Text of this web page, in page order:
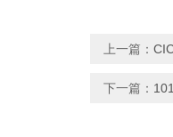
上一篇：
下一篇：